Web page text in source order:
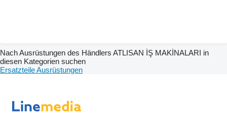
Nach Ausrüstungen des Händlers ATLISAN İŞ MAKİNALARI in
diesen Kategorien suchen
ErsatzteileAusrüstungen